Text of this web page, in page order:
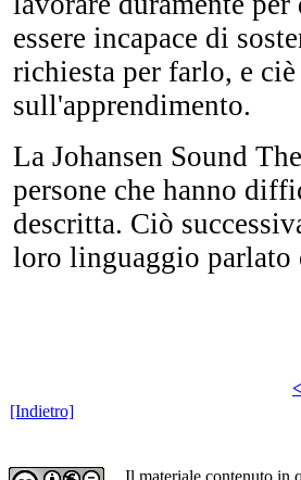
essere incapace di
richiesta per farlo, e
sull'apprendimento.
La Johansen Sound
persone che hanno
descritta. Ciò
loro linguaggio parlato
[Indietro]
Il materiale contenuto in